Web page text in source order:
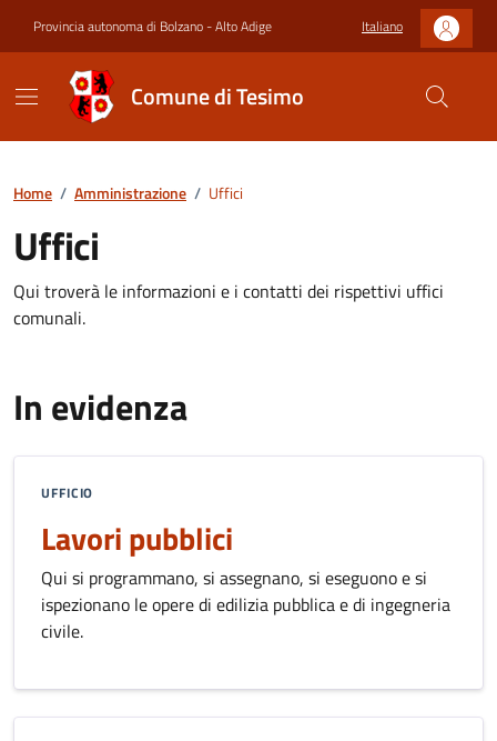
Provincia autonoma di Bolzano - Alto Adige Italiano
Comune di Tesimo
Home / Amministrazione / Uffici
Uffici
Qui troverà le informazioni e i contatti dei rispettivi uffici
comunali.
In evidenza
UFFICIO
Lavori pubblici
Qui si programmano, si assegnano, si eseguono e si
ispezionano le opere di edilizia pubblica e di ingegneria
civile.